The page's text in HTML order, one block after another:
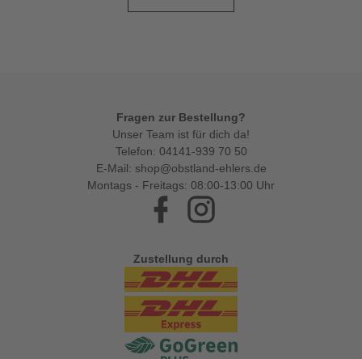
Fragen zur Bestellung?
Unser Team ist für dich da!
Telefon: 04141-939 70 50
E-Mail: shop@obstland-ehlers.de
Montags - Freitags: 08:00-13:00 Uhr
Facebook
Zustellung durch